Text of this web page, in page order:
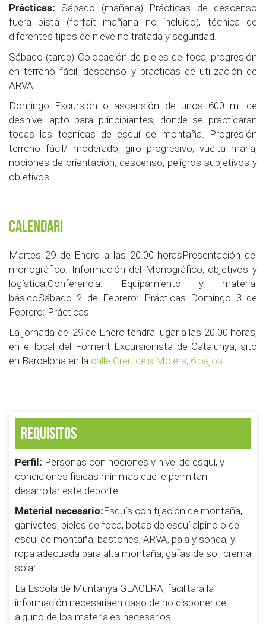
Prácticas: Sábado (mañana) Prácticas de descenso
fuera pista (forfait mañana no incluido), técnica de
diferentes tipos de nieve no tratada y seguridad.
Sábado (tarde) Colocación de pieles de foca, progresión
en terreno fácil, descenso y practicas de utilización de
ARVA
Domingo Excursión o ascensión de unos 600 m. de
desnivel apto para principiantes, donde se practicaran
todas las tecnicas de esquí de montaña. Progresión
terreno fácil/ moderado, giro progresivo, vuelta maria,
nociones de orientación, descenso, peligros subjetivos y
objetivos.
Calendari
Martes 29 de Enero a las 20.00 horasPresentación del
monográfico. Información del Monográfico, objetivos y
logística.Conferencia: Equipamiento y material
básicoSábado 2 de Febrero: Prácticas Domingo 3 de
Febrero: Prácticas
La jornada del 29 de Enero tendrá lugar a las 20.00 horas,
en el local del Foment Excursionista de Catalunya, sito
en Barcelona en la calle Creu dels Molers, 6 bajos.
Requisitos
Perfil: Personas con nociones y nivel de esquí, y
condiciones físicas mínimas que le permitan
desarrollar este deporte.
Material necesario:Esquís con fijación de montaña,
ganivetes, pieles de foca, botas de esquí alpino o de
esquí de montaña, bastones, ARVA, pala y sonda, y
ropa adecuada para alta montaña, gafas de sol, crema
solar.
La Escola de Muntanya GLACERA, facilitará la
información necesariaen caso de no disponer de
alguno de los materiales necesarios.